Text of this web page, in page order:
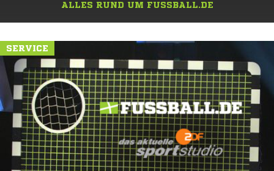
ALLES RUND UM FUSSBALL.DE
SERVICE